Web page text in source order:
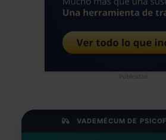
Publicidad
VADEMÉCUM DE